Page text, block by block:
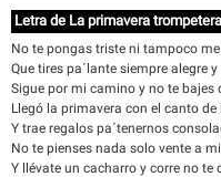
Letra de La primavera trompetera
No te pongas triste ni tampoco
Que tires pa´lante siempre alegre
Sigue por mi camino y no te bajes
Llegó la primavera con el canto de
Y trae regalos pa´tenernos
No te pienses nada solo vente a
Y llévate un cacharro y corre no te